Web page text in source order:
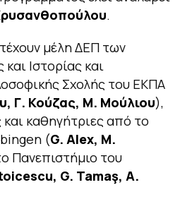
.
μέλη ΔΕΠ των
Ιστορίας και
Σχολής του ΕΚΠΑ
Γ. Κούζας, Μ. Μούλιου),
καθηγήτριες από το
(G. Alex, Μ.
Πανεπιστήμιο του
G. Tamaş, A.